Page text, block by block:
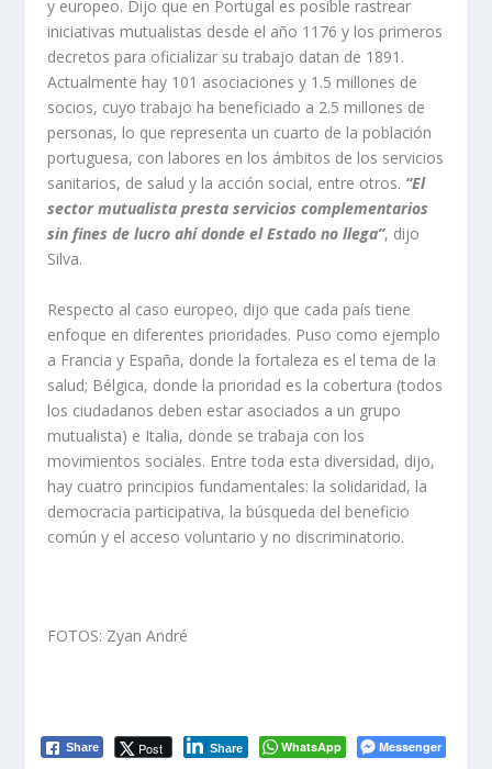
y europeo. Dijo que en Portugal es posible rastrear
iniciativas mutualistas desde el año 1176 y los primeros
decretos para oficializar su trabajo datan de 1891.
Actualmente hay 101 asociaciones y 1.5 millones de
socios, cuyo trabajo ha beneficiado a 2.5 millones de
personas, lo que representa un cuarto de la población
portuguesa, con labores en los ámbitos de los servicios
sanitarios, de salud y la acción social, entre otros. “El
sector mutualista presta servicios complementarios
sin fines de lucro ahí donde el Estado no llega”, dijo
Silva.
Respecto al caso europeo, dijo que cada país tiene
enfoque en diferentes prioridades. Puso como ejemplo
a Francia y España, donde la fortaleza es el tema de la
salud; Bélgica, donde la prioridad es la cobertura (todos
los ciudadanos deben estar asociados a un grupo
mutualista) e Italia, donde se trabaja con los
movimientos sociales. Entre toda esta diversidad, dijo,
hay cuatro principios fundamentales: la solidaridad, la
democracia participativa, la búsqueda del beneficio
común y el acceso voluntario y no discriminatorio.
FOTOS: Zyan André
Share Post Share WhatsApp Messenger